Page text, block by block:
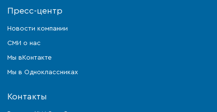
Пресс-центр
Новости компании
СМИ о нас
Мы вКонтакте
Мы в Одноклассниках
Контакты